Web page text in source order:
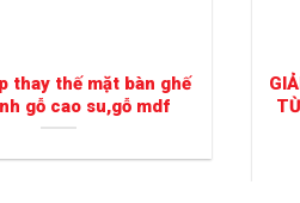
thay thế mặt bàn ghế
gỗ cao su,gỗ mdf